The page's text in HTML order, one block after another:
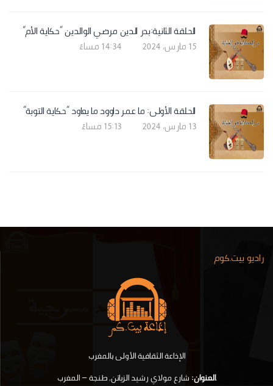
الحلقة الثانية:بدر الدين مرضي الوالدين “حكاية الأم”
15 مارس، 2024 | 14:34 مساءً
الحلقة الأولى: ما عمر داوود ما يعاود “حكاية التوبة”
13 مارس، 2024 | 15:13 مساءً
راديو بيت.كوم
الإذاعة الثقافية الأولى بالمغرب
العنوان:شارع مولاي رشيد الزياتن, طنجة – المغرب